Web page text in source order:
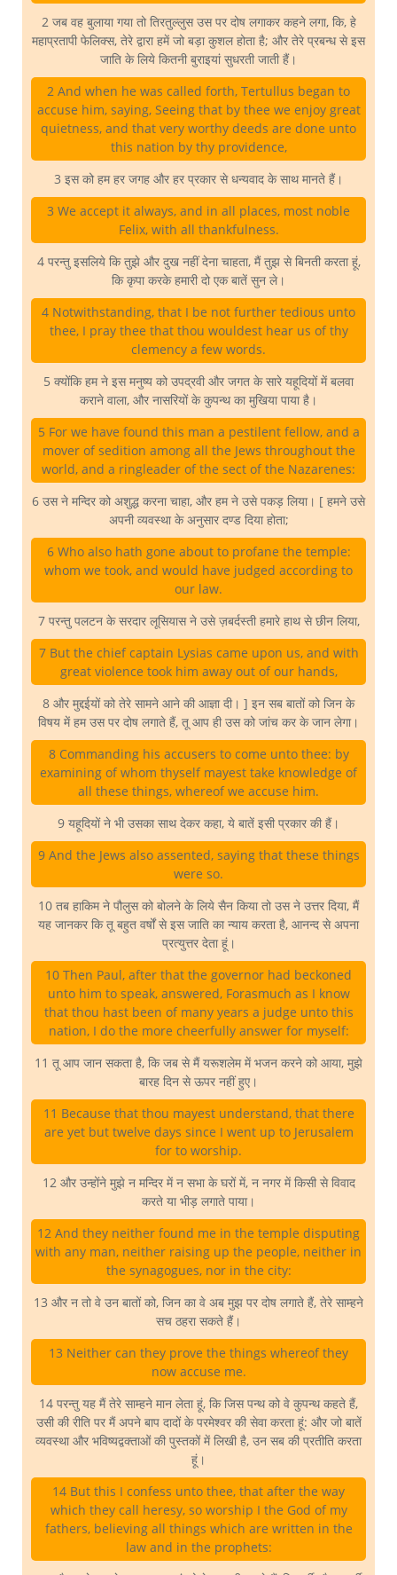
2 जब वह बुलाया गया तो तिरतुल्लुस उस पर दोष लगाकर कहने लगा, कि, हे
महाप्रतापी फेलिक्स, तेरे द्वारा हमें जो बड़ा कुशल होता है; और तेरे प्रबन्ध से इस
जाति के लिये कितनी बुराइयां सुधरती जाती हैं।
2 And when he was called forth, Tertullus began to
accuse him, saying, Seeing that by thee we enjoy great
quietness, and that very worthy deeds are done unto
this nation by thy providence,
3 इस को हम हर जगह और हर प्रकार से धन्यवाद के साथ मानते हैं।
3 We accept it always, and in all places, most noble
Felix, with all thankfulness.
4 परन्तु इसलिये कि तुझे और दुख नहीं देना चाहता, मैं तुझ से बिनती करता हूं,
कि कृपा करके हमारी दो एक बातें सुन ले।
4 Notwithstanding, that I be not further tedious unto
thee, I pray thee that thou wouldest hear us of thy
clemency a few words.
5 क्योंकि हम ने इस मनुष्य को उपद्रवी और जगत के सारे यहूदियों में बलवा
कराने वाला, और नासरियों के कुपन्थ का मुखिया पाया है।
5 For we have found this man a pestilent fellow, and a
mover of sedition among all the Jews throughout the
world, and a ringleader of the sect of the Nazarenes:
6 उस ने मन्दिर को अशुद्ध करना चाहा, और हम ने उसे पकड़ लिया। [ हमने उसे
अपनी व्यवस्था के अनुसार दण्ड दिया होता;
6 Who also hath gone about to profane the temple:
whom we took, and would have judged according to
our law.
7 परन्तु पलटन के सरदार लूसियास ने उसे ज़बर्दस्ती हमारे हाथ से छीन लिया,
7 But the chief captain Lysias came upon us, and with
great violence took him away out of our hands,
8 और मुद्दईयों को तेरे सामने आने की आज्ञा दी। ] इन सब बातों को जिन के
विषय में हम उस पर दोष लगाते हैं, तू आप ही उस को जांच कर के जान लेगा।
8 Commanding his accusers to come unto thee: by
examining of whom thyself mayest take knowledge of
all these things, whereof we accuse him.
9 यहूदियों ने भी उसका साथ देकर कहा, ये बातें इसी प्रकार की हैं।
9 And the Jews also assented, saying that these things
were so.
10 तब हाकिम ने पौलुस को बोलने के लिये सैन किया तो उस ने उत्तर दिया, मैं
यह जानकर कि तू बहुत वर्षों से इस जाति का न्याय करता है, आनन्द से अपना
प्रत्युत्तर देता हूं।
10 Then Paul, after that the governor had beckoned
unto him to speak, answered, Forasmuch as I know
that thou hast been of many years a judge unto this
nation, I do the more cheerfully answer for myself:
11 तू आप जान सकता है, कि जब से मैं यरूशलेम में भजन करने को आया, मुझे
बारह दिन से ऊपर नहीं हुए।
11 Because that thou mayest understand, that there
are yet but twelve days since I went up to Jerusalem
for to worship.
12 और उन्होंने मुझे न मन्दिर में न सभा के घरों में, न नगर में किसी से विवाद
करते या भीड़ लगाते पाया।
12 And they neither found me in the temple disputing
with any man, neither raising up the people, neither in
the synagogues, nor in the city:
13 और न तो वे उन बातों को, जिन का वे अब मुझ पर दोष लगाते हैं, तेरे साम्हने
सच ठहरा सकते हैं।
13 Neither can they prove the things whereof they
now accuse me.
14 परन्तु यह मैं तेरे साम्हने मान लेता हूं, कि जिस पन्थ को वे कुपन्थ कहते हैं,
उसी की रीति पर मैं अपने बाप दादों के परमेश्वर की सेवा करता हूं: और जो बातें
व्यवस्था और भविष्यद्वक्ताओं की पुस्तकों में लिखी है, उन सब की प्रतीति करता
हूं।
14 But this I confess unto thee, that after the way
which they call heresy, so worship I the God of my
fathers, believing all things which are written in the
law and in the prophets: